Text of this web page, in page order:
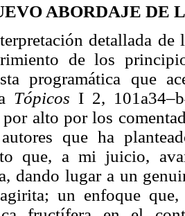
ABORDAJE DE
detallada
de los
programática que
Tópicos I 2,
por alto por los
que ha
que, a mi juicio,
dando lugar a un
un enfoque